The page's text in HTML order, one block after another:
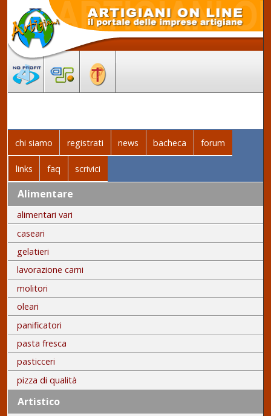
chi siamo registrati news bacheca forum
links faq scrivici
Alimentare
alimentari vari
caseari
gelatieri
lavorazione carni
molitori
oleari
panificatori
pasta fresca
pasticceri
pizza di qualità
Artistico